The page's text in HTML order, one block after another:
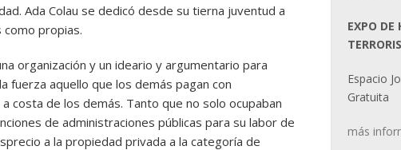
Ada Colau se dedicó desde su tierna juventud a
propias.
organización y un ideario y argumentario para
fuerza aquello que los demás pagan con
costa de los demás. Tanto que no solo ocupaban
de administraciones públicas para su labor de
a la propiedad privada a la categoría de
EXPO DE
Espacio
Gratuita
más